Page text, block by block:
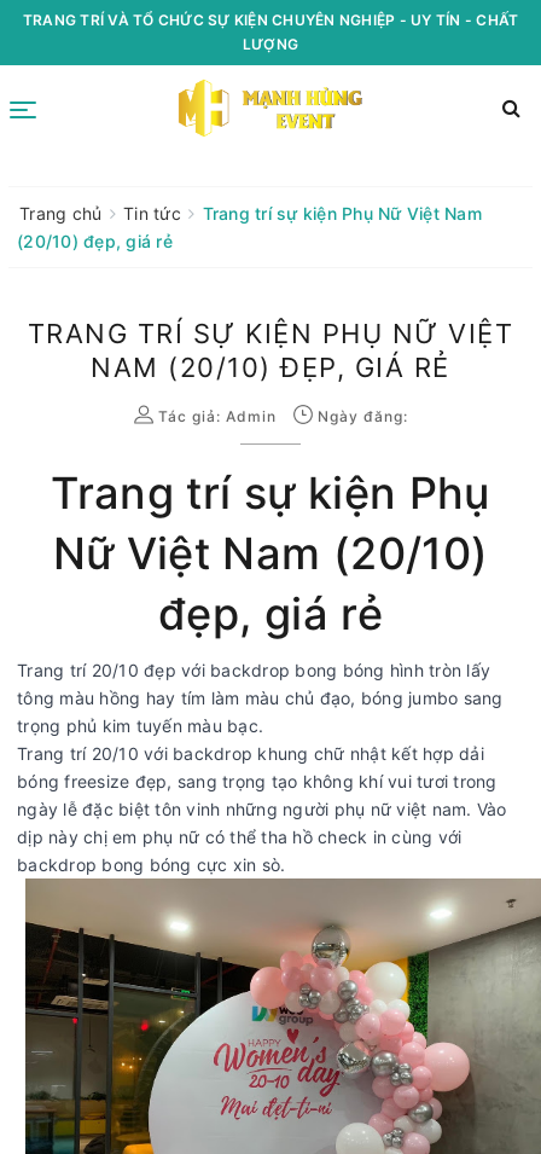
TRANG TRÍ VÀ TỔ CHỨC SỰ KIỆN CHUYÊN NGHIỆP - UY TÍN - CHẤT
LƯỢNG
Trang chủ Tin tức
Trang trí sự kiện Phụ Nữ Việt Nam
(20/10) đẹp, giá rẻ
TRANG TRÍ SỰ KIỆN PHỤ NỮ VIỆT
NAM (20/10) ĐẸP, GIÁ RẺ
Tác giả: Admin Ngày đăng:
Trang trí sự kiện Phụ
Nữ Việt Nam (20/10)
đẹp, giá rẻ
Trang trí 20/10 đẹp với backdrop bong bóng hình tròn lấy
tông màu hồng hay tím làm màu chủ đạo, bóng jumbo sang
trọng phủ kim tuyến màu bạc.
Trang trí 20/10 với backdrop khung chữ nhật kết hợp dải
bóng freesize đẹp, sang trọng tạo không khí vui tươi trong
ngày lễ đặc biệt tôn vinh những người phụ nữ việt nam. Vào
dịp này chị em phụ nữ có thể tha hồ check in cùng với
backdrop bong bóng cực xin sò.